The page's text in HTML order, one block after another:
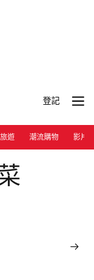
登記
旅遊 潮流購物 影片